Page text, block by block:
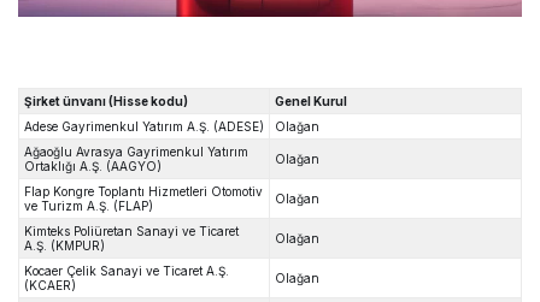
Şirket ünvanı (Hisse kodu)
Genel Kurul
Adese Gayrimenkul Yatırım A.Ş. (ADESE)
Olağan
Ağaoğlu Avrasya Gayrimenkul Yatırım
Ortaklığı A.Ş. (AAGYO)
Olağan
Flap Kongre Toplantı Hizmetleri Otomotiv
ve Turizm A.Ş. (FLAP)
Olağan
Kimteks Poliüretan Sanayi ve Ticaret
A.Ş. (KMPUR)
Olağan
Kocaer Çelik Sanayi ve Ticaret A.Ş.
(KCAER)
Olağan